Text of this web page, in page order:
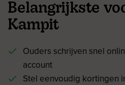
Belangrijkste
Kampit
Ouders schrijven snel
account
Stel eenvoudig kortingen